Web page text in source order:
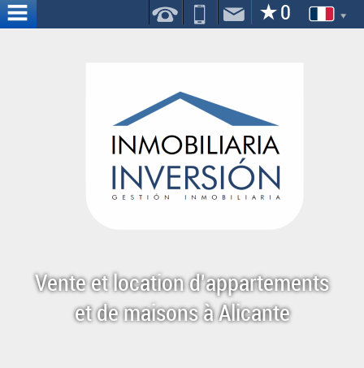
Vente et location d'appartements
et de maisons à Alicante